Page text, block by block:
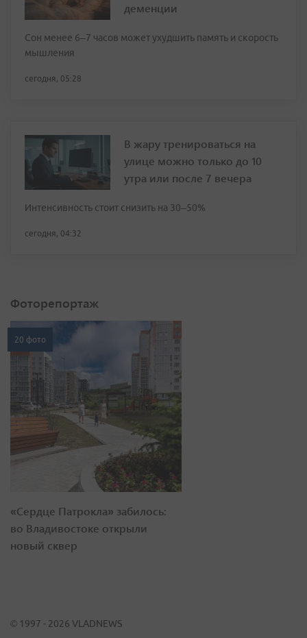
деменции
Сон менее 6–7 часов может ухудшить память и скорость
мышления
сегодня, 05:28
В жару тренироваться на
улице можно только до 10
утра или после 7 вечера
Интенсивность стоит снизить на 30–50%
сегодня, 04:32
Фоторепортаж
20 фото
«Сердце Патрокла» забилось:
во Владивостоке открыли
новый сквер
© 1997 - 2026 VLADNEWS